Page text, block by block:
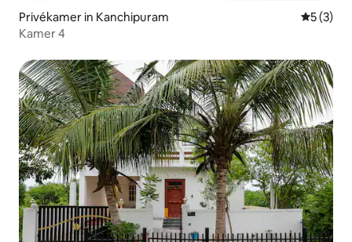
Privékamer in Kanchipuram
5 (3)
Kamer 4